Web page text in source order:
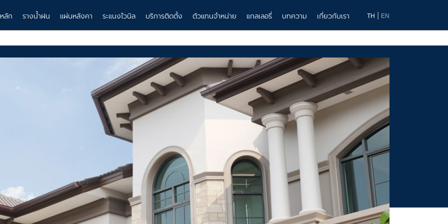
ลัก รางน้ำฝน แผ่นหลังคา ระแนงไวนิล บริการติดตั้ง ตัวแทนจำหน่าย แกลเลอรี่ บทความ เกี่ยวกับเรา TH EN